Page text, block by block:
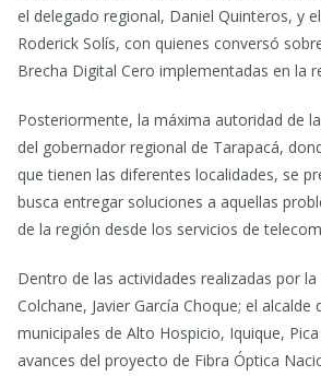
el delegado regional, Daniel Quinteros, y
Roderick Solís, con quienes conversó
Brecha Digital Cero implementadas en la
Posteriormente, la máxima autoridad de
del gobernador regional de Tarapacá,
que tienen las diferentes localidades, se
busca entregar soluciones a aquellas
de la región desde los servicios de
Dentro de las actividades realizadas por
Colchane, Javier García Choque; el
municipales de Alto Hospicio, Iquique,
avances del proyecto de Fibra Óptica